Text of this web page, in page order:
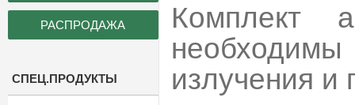
РАСПРОДАЖА
СПЕЦ.ПРОДУКТЫ
Комплект
излучения и